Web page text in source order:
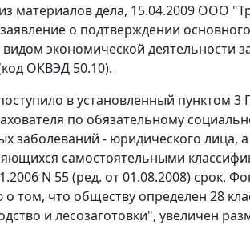
материалов дела, 15.04.2009 ООО
о подтверждении
экономической деятельности
ОКВЭД 50.10).
в установленный пунктом 3
по обязательному
заболеваний - юридического лица,
самостоятельными
N 55 (ред. от 01.08.2008) срок,
том, что обществу определен 28
и лесозаготовки", увеличен